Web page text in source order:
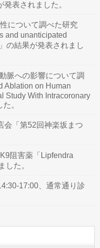
表されました。
について調べた研究
and unanticipated
の結果が発表されまし
脈への影響について調
Ablation on Human
Study With Intracoronary
。
会「第52回神楽坂まつ
阻害薬「Lipfendra
した。
17:00、通常通り診